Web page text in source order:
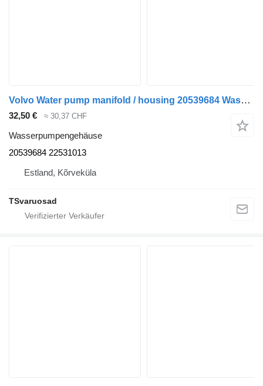
Volvo Water pump manifold / housing 20539684 Wasserpumpengehäuse für Volvo FH-440 Sattelzugmaschine
32,50 € ≈ 30,37 CHF
Wasserpumpengehäuse
20539684 22531013
Estland, Kõrveküla
TSvaruosad